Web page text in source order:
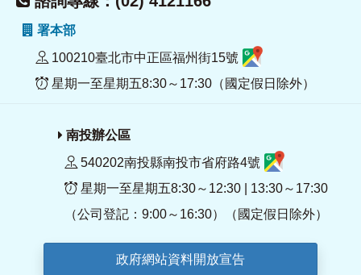
署本部
100210臺北市中正區福州街15號
星期一至星期五8:30～17:30（國定假日除外）
南投辦公區
540202南投縣南投市省府路4號
星期一至星期五8:30～12:30 | 13:30～17:30
（公司登記：9:00～16:30）（國定假日除外）
政府網站資料開放宣告